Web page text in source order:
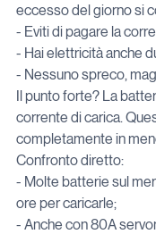
eccesso del giorno si
- Eviti di pagare la
- Hai elettricità anche
- Nessuno spreco,
Il punto forte? La
corrente di carica.
completamente in
Confronto diretto:
- Molte batterie sul
ore per caricarle;
- Anche con 80A